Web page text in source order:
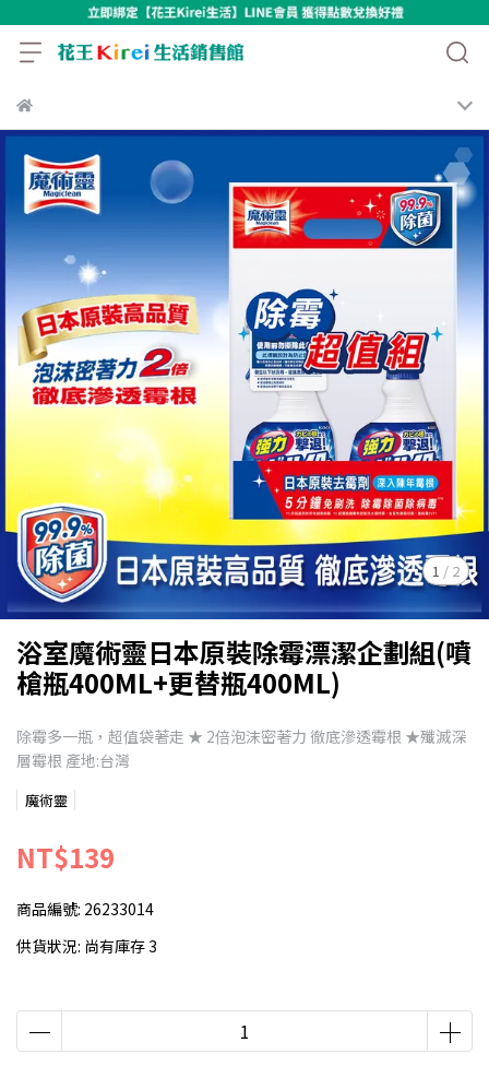
1 / 2
浴室魔術靈日本原裝除霉漂潔企劃組(噴
槍瓶400ML+更替瓶400ML)
除霉多一瓶，超值袋著走 ★ 2倍泡沫密著力 徹底滲透霉根 ★殲滅深
層霉根 產地:台灣
魔術靈
NT$139
商品編號: 26233014
供貨狀況: 尚有庫存 3